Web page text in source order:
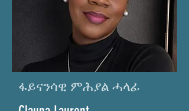
ፋይናንሳዊ ምሕያል ሓላፊ